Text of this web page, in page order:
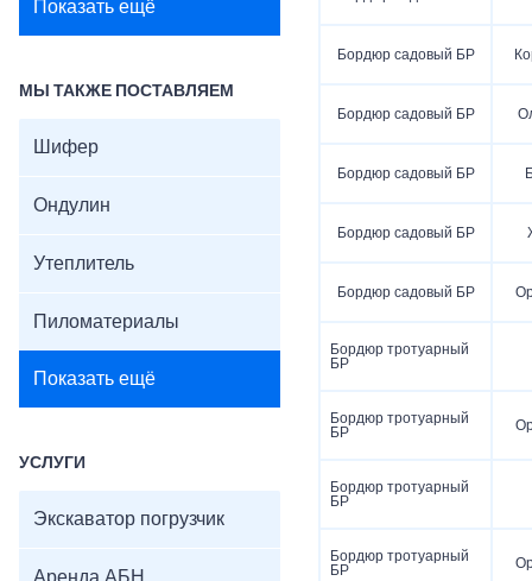
Показать ещё
МЫ ТАКЖЕ ПОСТАВЛЯЕМ
Шифер
Ондулин
Утеплитель
Пиломатериалы
Показать ещё
УСЛУГИ
Экскаватор погрузчик
Бордюр садовый БР
Бордюр садовый БР
Бордюр садовый БР
Бордюр садовый БР
Бордюр садовый БР
Бордюр тротуарный
БР
Бордюр тротуарный
БР
Бордюр тротуарный
БР
Бордюр тротуарный
БР